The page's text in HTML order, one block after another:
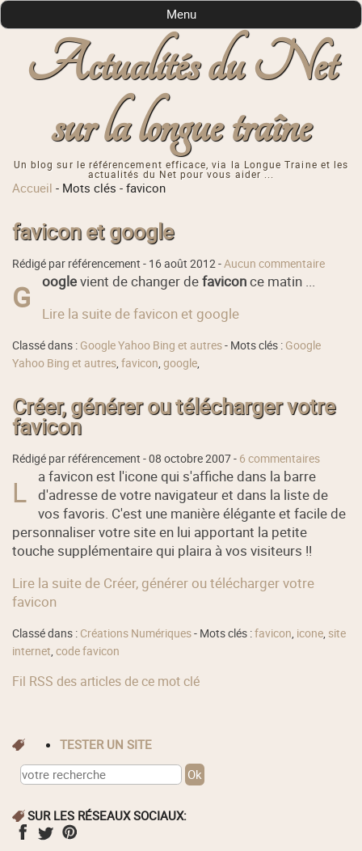
Actualités du Net
sur la longue traîne
Un blog sur le référencement efficace, via la Longue Traine et les
actualités du Net pour vous aider ...
Menu
Accueil - Mots clés -favicon
favicon et google
Rédigé par référencement - 16 août 2012-Aucun commentaire
G ooglevient de changer defaviconce matin ...
Lire la suite de favicon et google
Classé dans : Google Yahoo Bing et autres- Mots clés : Google
Yahoo Bing et autres,favicon,google,
Créer, générer ou télécharger votre
favicon
Rédigé par référencement -08 octobre 2007- 6 commentaires
L
a favicon est l'icone qui s'affiche dans la barre
d'adresse de votre navigateur et dans la liste de
vos favoris. C'est une manière élégante et facile de
personnaliser votre site en lui apportant la petite
touche supplémentaire qui plaira à vos visiteurs !!
Lire la suite de Créer, générer ou télécharger votre
favicon
Classé dans : Créations Numériques- Mots clés :favicon, icone, site
internet,code favicon
Fil RSS des articles de ce mot clé
TESTER UN SITE
SUR LES RÉSEAUX SOCIAUX: